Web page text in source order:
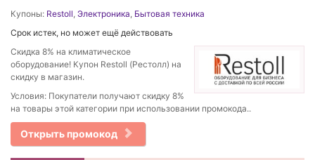
Купоны: Restoll, Электроника, Бытовая техника
Срок истек, но может ещё действовать
Скидка 8% на климатическое
оборудование! Купон Restoll (Рестолл) на
скидку в магазин.
Условия: Покупатели получают скидку 8%
на товары этой категории при использовании промокода..
Открыть промокод